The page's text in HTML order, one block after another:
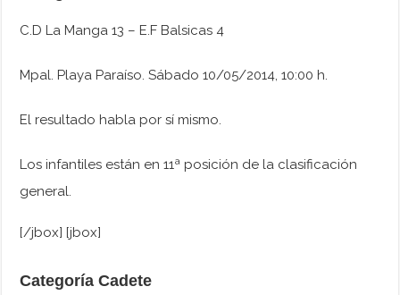
C.D La Manga 13 – E.F Balsicas 4
Mpal. Playa Paraíso. Sábado 10/05/2014, 10:00 h.
El resultado habla por sí mismo.
Los infantiles están en 11ª posición de la clasificación
general.
[/jbox] [jbox]
Categoría Cadete